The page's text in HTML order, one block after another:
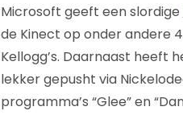
Microsoft geeft een slordige
de Kinect op onder andere
Kellogg’s. Daarnaast heeft
lekker gepusht via
programma’s “Glee” en